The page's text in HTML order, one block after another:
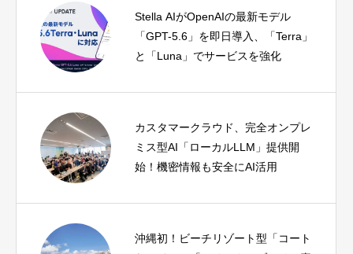
Stella AIがOpenAIの最新モデル
「GPT-5.6」を即日導入、「Terra」
と「Luna」でサービスを強化
カスタマークラウド、完全オンプレ
ミス型AI「ローカルLLM」提供開
始！機密情報も安全にAI活用
沖縄初！ビーチリゾート型「コート